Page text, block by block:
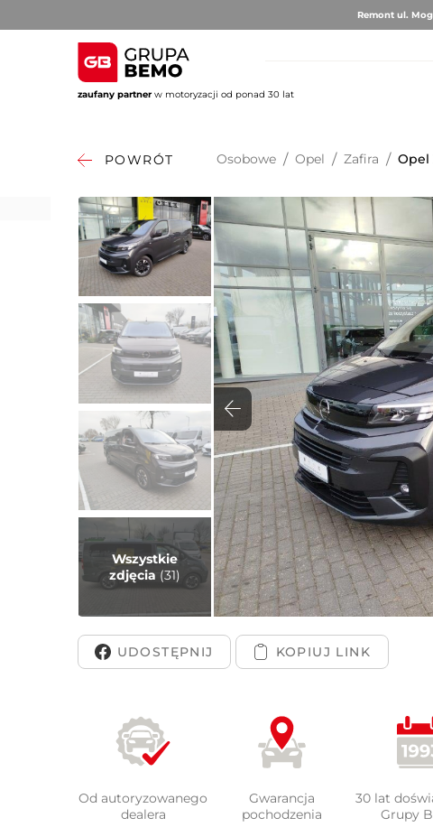
Remont ul.
zaufany partner w motoryzacji od ponad 30 lat
AUTO BRUNO
Volvo Alfa
DS
Fiat
Citroën
Hyundai
Jeep
Opel
Peugeot
POWRÓT Osobowe / Opel / Zafira / Opel
Wszystkie
zdjęcia (31)
UDOSTĘPNIJ
Od autoryzowanego
dealera
Gwarancja
pochodzenia
30 lat
Grupy